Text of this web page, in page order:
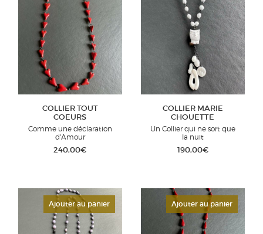
COLLIER TOUT
COEURS
Comme une déclaration
d'Amour
240,00€
COLLIER MARIE
CHOUETTE
Un Collier qui ne sort que
la nuit
190,00€
Ajouter au panier Ajouter au panier